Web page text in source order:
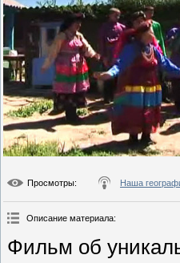
Просмотры: Наша
Описание материала:
Фильм об